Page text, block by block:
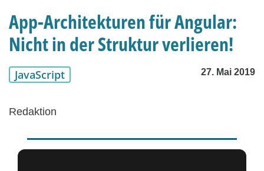
App-Architekturen für Angular:
Nicht in der Struktur verlieren!
JavaScript 27. Mai 2019
Redaktion